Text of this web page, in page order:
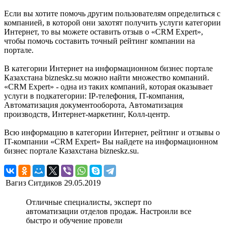
Если вы хотите помочь другим пользователям определиться с
компанией, в которой они захотят получить услуги категории
Интернет, то вы можете оставить отзыв о «CRM Expert»,
чтобы помочь составить точный рейтинг компании на
портале.
В категории Интернет на информационном бизнес портале
Казахстана bizneskz.su можно найти множество компаний.
«CRM Expert» - одна из таких компаний, которая оказывает
услуги в подкатегории: IP-телефония, IT-компания,
Автоматизация документооборота, Автоматизация
производств, Интернет-маркетинг, Колл-центр.
Всю информацию в категории Интернет, рейтинг и отзывы о
IT-компании «CRM Expert» Вы найдете на информационном
бизнес портале Казахстана bizneskz.su.
Вагиз Ситдиков 29.05.2019
Отличные специалисты, эксперт по
автоматизации отделов продаж. Настроили все
быстро и обучение провели